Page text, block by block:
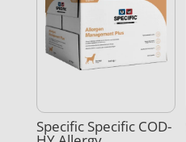
Specific Specific COD-